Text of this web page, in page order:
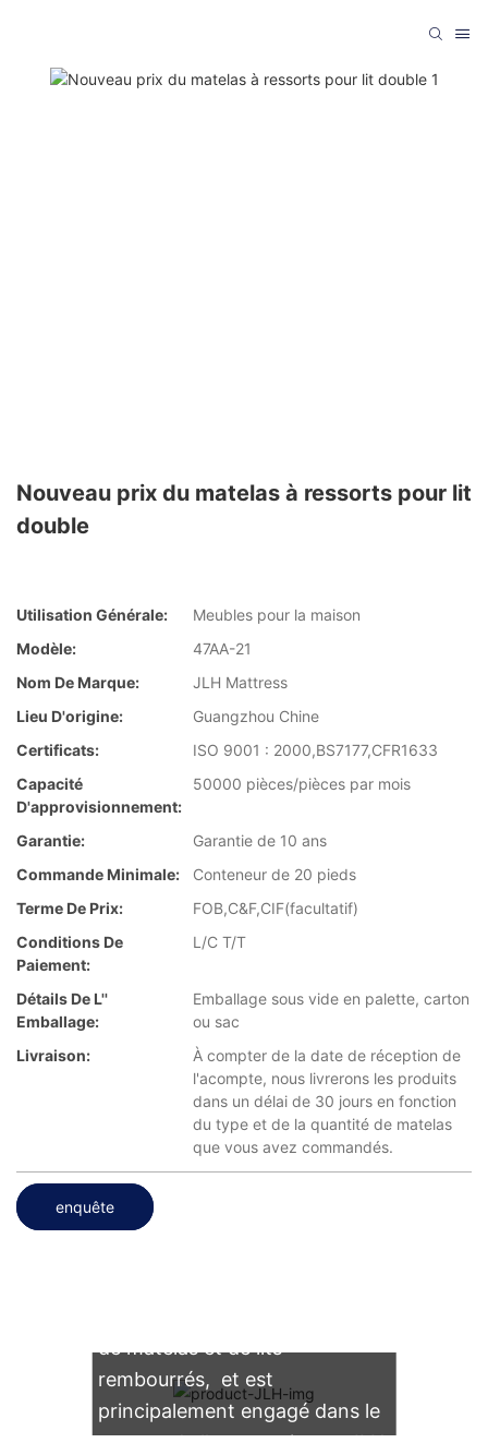
Nouveau prix du matelas à ressorts pour lit
double
Utilisation Générale:
Meubles pour la maison
Modèle:
47AA-21
Nom De Marque:
JLH Mattress
Lieu D'origine:
Guangzhou Chine
Certificats:
ISO 9001 : 2000,BS7177,CFR1633
Capacité
D'approvisionnement:
50000 pièces/pièces par mois
Garantie:
Garantie de 10 ans
Commande Minimale:
Conteneur de 20 pieds
Terme De Prix:
FOB,C&F,CIF(facultatif)
Conditions De
Paiement:
L/C T/T
Détails De L''
Emballage:
Emballage sous vide en palette, carton
ou sac
Livraison:
À compter de la date de réception de
l'acompte, nous livrerons les produits
dans un délai de 30 jours en fonction
du type et de la quantité de matelas
que vous avez commandés.
enquêteJLH a été créée en 1992 et est
de matelas et de lits
rembourrés, et est
principalement engagé dans le
secteur de l'exportation ， JLH